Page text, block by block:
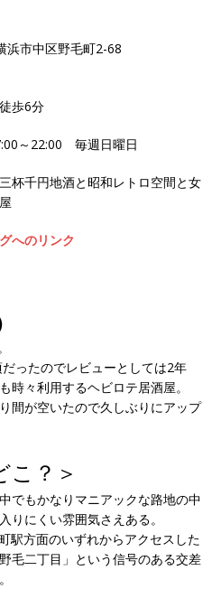
浜市中区野毛町2-68
歩6分
～22:00 毎週日曜日
千円地酒と昭和レトロ空間と女
へのリンク
ったのでレビューとしては2年
時々利用するヘビロテ居酒屋。
間が空いたので久しぶりにアップ
こ？＞
でもかなりマニアックな路地の中
りにくい雰囲気さえある。
駅方面のいずれからアクセスした
毛二丁目」という信号のある交差